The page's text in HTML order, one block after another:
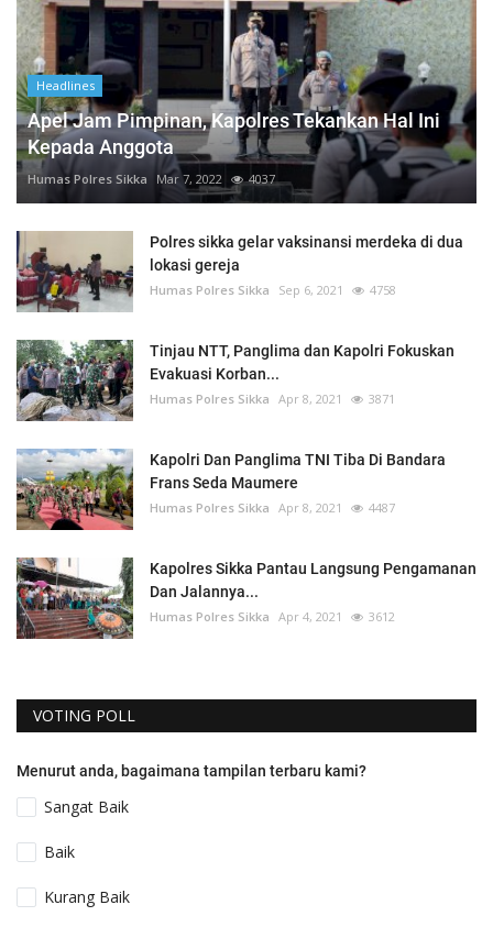
Headlines
Apel Jam Pimpinan, Kapolres Tekankan Hal Ini
Kepada Anggota
Humas Polres Sikka Mar 7, 2022 4037
Polres sikka gelar vaksinansi merdeka di dua
lokasi gereja
Humas Polres Sikka Sep 6, 2021 4758
Tinjau NTT, Panglima dan Kapolri Fokuskan
Evakuasi Korban...
Humas Polres Sikka Apr 8, 2021 3871
Kapolri Dan Panglima TNI Tiba Di Bandara
Frans Seda Maumere
Humas Polres Sikka Apr 8, 2021 4487
Kapolres Sikka Pantau Langsung Pengamanan
Dan Jalannya...
Humas Polres Sikka Apr 4, 2021 3612
VOTING POLL
Menurut anda, bagaimana tampilan terbaru kami?
Sangat Baik
Baik
Kurang Baik